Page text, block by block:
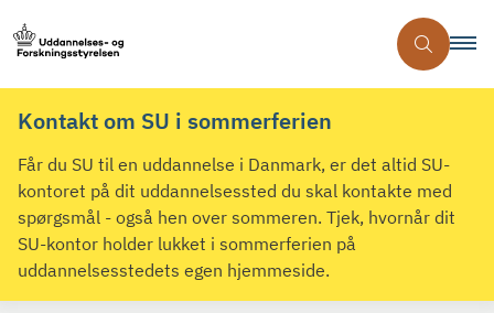
Kontakt om SU i sommerferien
Får du SU til en uddannelse i Danmark, er det altid SU-
kontoret på dit uddannelsessted du skal kontakte med
spørgsmål - også hen over sommeren. Tjek, hvornår dit
SU-kontor holder lukket i sommerferien på
uddannelsesstedets egen hjemmeside.